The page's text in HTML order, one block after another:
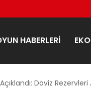
HABERLERI
Döviz Rezervleri